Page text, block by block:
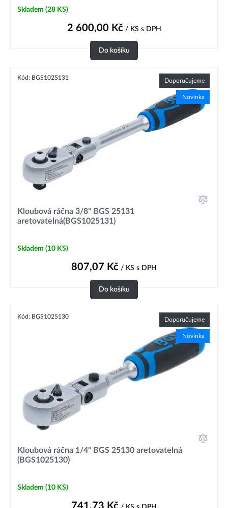
Skladem (28 KS)
2 600,00 Kč/ KS s DPH
Do košíku
Kód: BGS1025131 Doporučujeme
Novinka
Kloubová ráčna 3/8" BGS 25131
aretovatelná(BGS1025131)
Skladem (10 KS)
807,07 Kč / KS s DPH
Do košíku
Kód: BGS1025130 Doporučujeme
Novinka
Kloubová ráčna 1/4" BGS 25130 aretovatelná
(BGS1025130)
Skladem (10 KS)